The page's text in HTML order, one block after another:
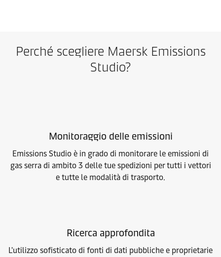
Perché scegliere Maersk Emissions
Studio?
Monitoraggio delle emissioni
Emissions Studio è in grado di monitorare le emissioni di
gas serra di ambito 3 delle tue spedizioni per tutti i vettori
e tutte le modalità di trasporto.
Ricerca approfondita
L'utilizzo sofisticato di fonti di dati pubbliche e proprietarie